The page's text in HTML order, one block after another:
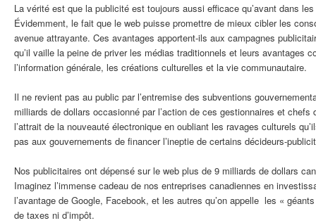
La vérité est que la publicité est toujours aussi efficace qu’avant dans
Évidemment, le fait que le web puisse promettre de mieux cibler les
avenue attrayante. Ces avantages apportent-ils aux campagnes
qu’il vaille la peine de priver les médias traditionnels et leurs avantages
l’information générale, les créations culturelles et la vie communautaire.
Il ne revient pas au public par l’entremise des subventions
milliards de dollars occasionné par l’action de ces gestionnaires et chefs
l’attrait de la nouveauté électronique en oubliant les ravages culturels
pas aux gouvernements de financer l’ineptie de certains décideurs-
Nos publicitaires ont dépensé sur le web plus de 9 milliards de dollars
Imaginez l’immense cadeau de nos entreprises canadiennes en
l’avantage de Google, Facebook, et les autres qu’on appelle les «
de taxes ni d’impôt.